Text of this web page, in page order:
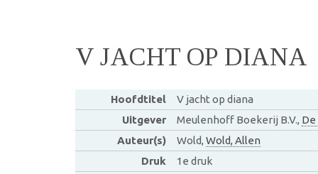
V JACHT OP DIANA
Hoofdtitel
V jacht op diana
Uitgever
Meulenhoff Boekerij B.V.,
Auteur(s)
Wold, Wold, Allen
Druk
1e druk